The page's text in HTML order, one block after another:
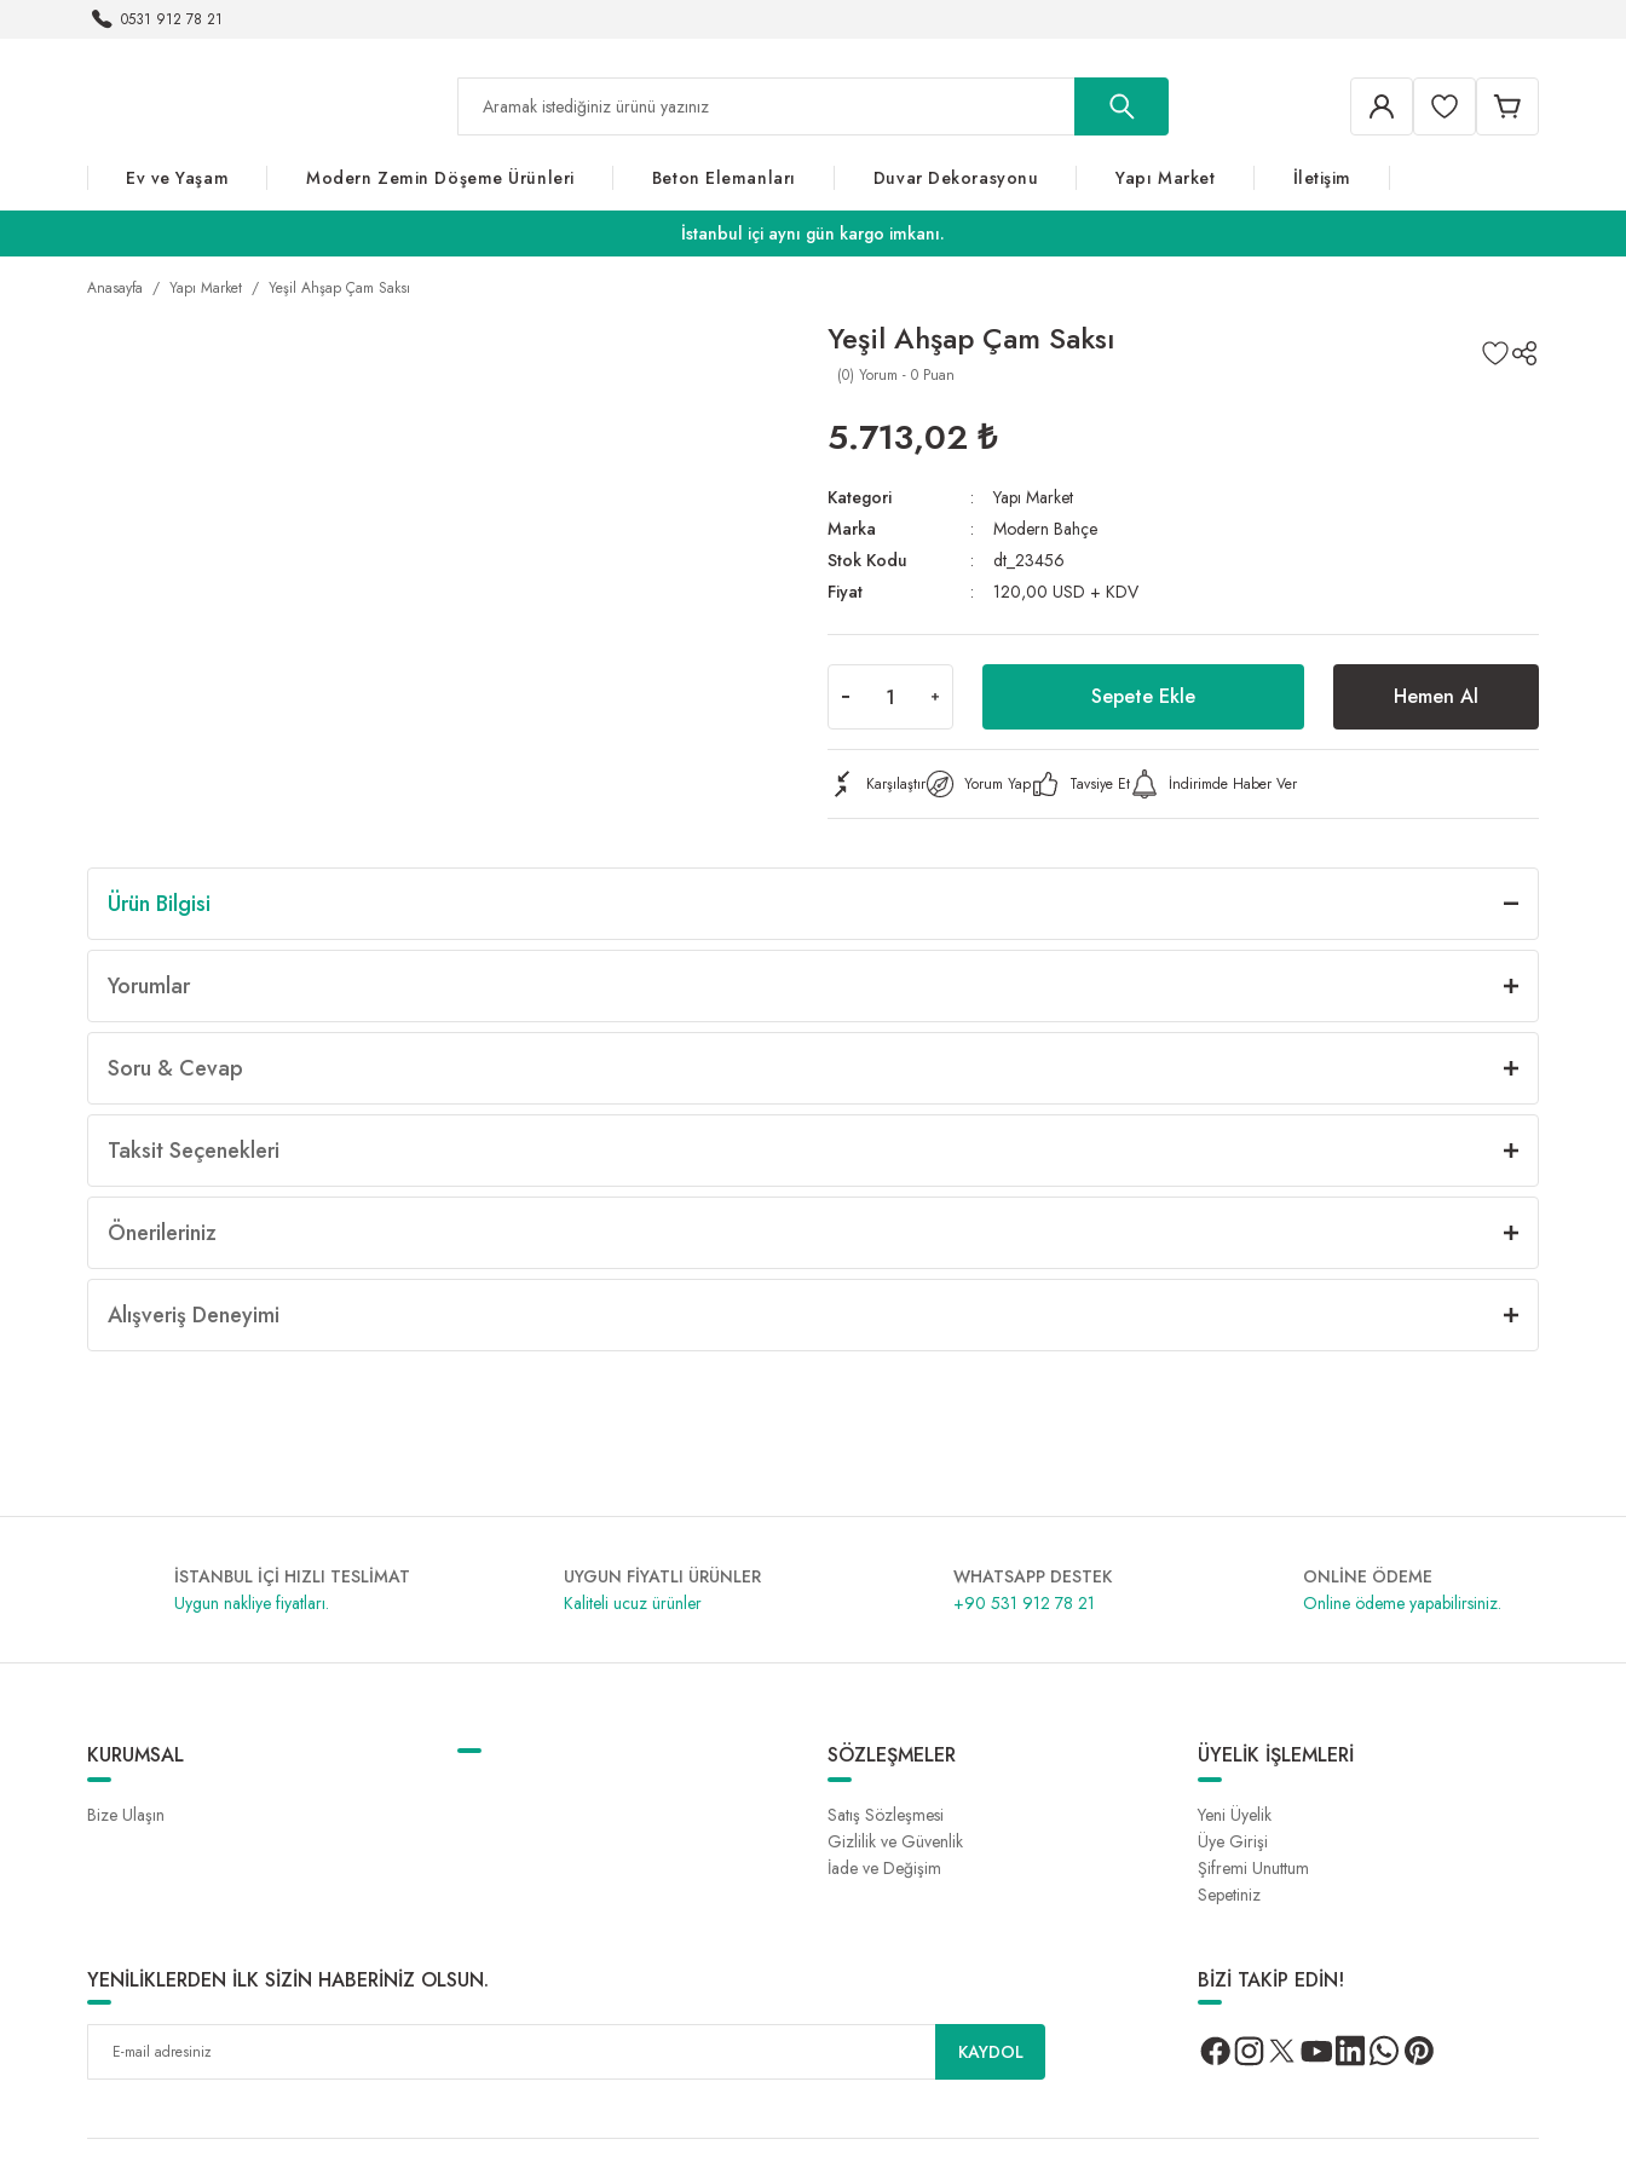
0531 912 78 21
Ev ve Yaşam Modern Zemin Döşeme Ürünleri Beton Elemanları Duvar Dekorasyonu Yapı Market İletişim
İstanbul içi aynı gün kargo imkanı.
Anasayfa Yapı Market Yeşil Ahşap Çam Saksı
Yeşil Ahşap Çam Saksı
(0) Yorum - 0 Puan
5.713,02 ₺
Kategori
Yapı Market
Marka
Modern Bahçe
Stok Kodu
dt_23456
Fiyat
120,00 USD + KDV
Sepete Ekle Hemen Al
Karşılaştır Yorum Yap Tavsiye Et İndirimde Haber Ver
Ürün Bilgisi
Yorumlar
Soru & Cevap
Taksit Seçenekleri
Önerileriniz
Alışveriş Deneyimi
İSTANBUL İÇİ HIZLI TESLİMAT
Uygun nakliye fiyatları.
UYGUN FİYATLI ÜRÜNLER
Kaliteli ucuz ürünler
WHATSAPP DESTEK
+90 531 912 78 21
ONLİNE ÖDEME
Online ödeme yapabilirsiniz.
KURUMSAL
Bize Ulaşın
SÖZLEŞMELER
Satış Sözleşmesi
Gizlilik ve Güvenlik
İade ve Değişim
ÜYELİK İŞLEMLERİ
Yeni Üyelik
Üye Girişi
Şifremi Unuttum
Sepetiniz
YENİLİKLERDEN İLK SİZİN HABERİNİZ OLSUN.
KAYDOL
BİZİ TAKİP EDİN!